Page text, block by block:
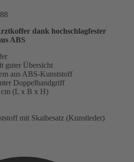
dank hochschlagfester
ABS
guter Übersicht
aus ABS-Kunststoff
Doppelhandgriff
cm (L x B x H)
mit Skaibesatz (Kunstleder)